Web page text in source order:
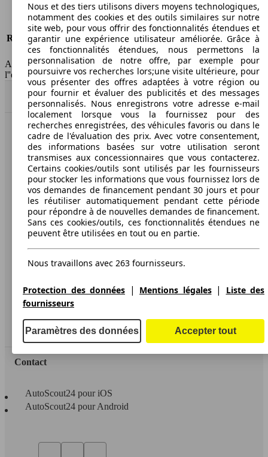
Tous risques
-
Risques partiels
-
Responsabilité civile -
HSN/TSN
MVW53x7Dxxxx/n.c.
AutoScout24 France SAS décline toute responsabilité concernant
l''exactitude des indications fournies.
Haut
AutoScout24: la plus grande plateforme en ligne de
voitures en Europe
AutoScout24
A propos d'AutoScout24
Conditions d'utilisation
Protection des données
Accessibility Statement
Espace Pro
Contact
AutoScout24 pour iOS
AutoScout24 pour Android
Nous et des tiers utilisons divers moyens technologiques,
notamment des cookies et des outils similaires sur notre
site web, pour vous offrir des fonctionnalités étendues et
garantir une expérience utilisateur améliorée. Grâce à
ces fonctionnalités étendues, nous permettons la
personnalisation de notre offre, par exemple pour
poursuivre vos recherches lors;une visite ultérieure, pour
vous présenter des offres adaptées à votre région ou
pour fournir et évaluer des publicités et des messages
personnalisés. Nous enregistrons votre adresse e-mail
localement lorsque vous la fournissez pour des
recherches enregistrées, des véhicules favoris ou dans le
cadre de l'évaluation des prix. Avec votre consentement,
des informations basées sur votre utilisation seront
transmises aux concessionnaires que vous contacterez.
Certains cookies/outils sont utilisés par les fournisseurs
pour stocker les informations que vous fournissez lors de
vos demandes de financement pendant 30 jours et pour
les réutiliser automatiquement pendant cette période
pour répondre à de nouvelles demandes de financement.
Sans ces cookies/outils, ces fonctionnalités étendues ne
peuvent être utilisées en tout ou en partie.
Nous travaillons avec 263 fournisseurs.
Protection des données | Mentions légales|
Liste des
fournisseurs
Paramètres des données Accepter tout